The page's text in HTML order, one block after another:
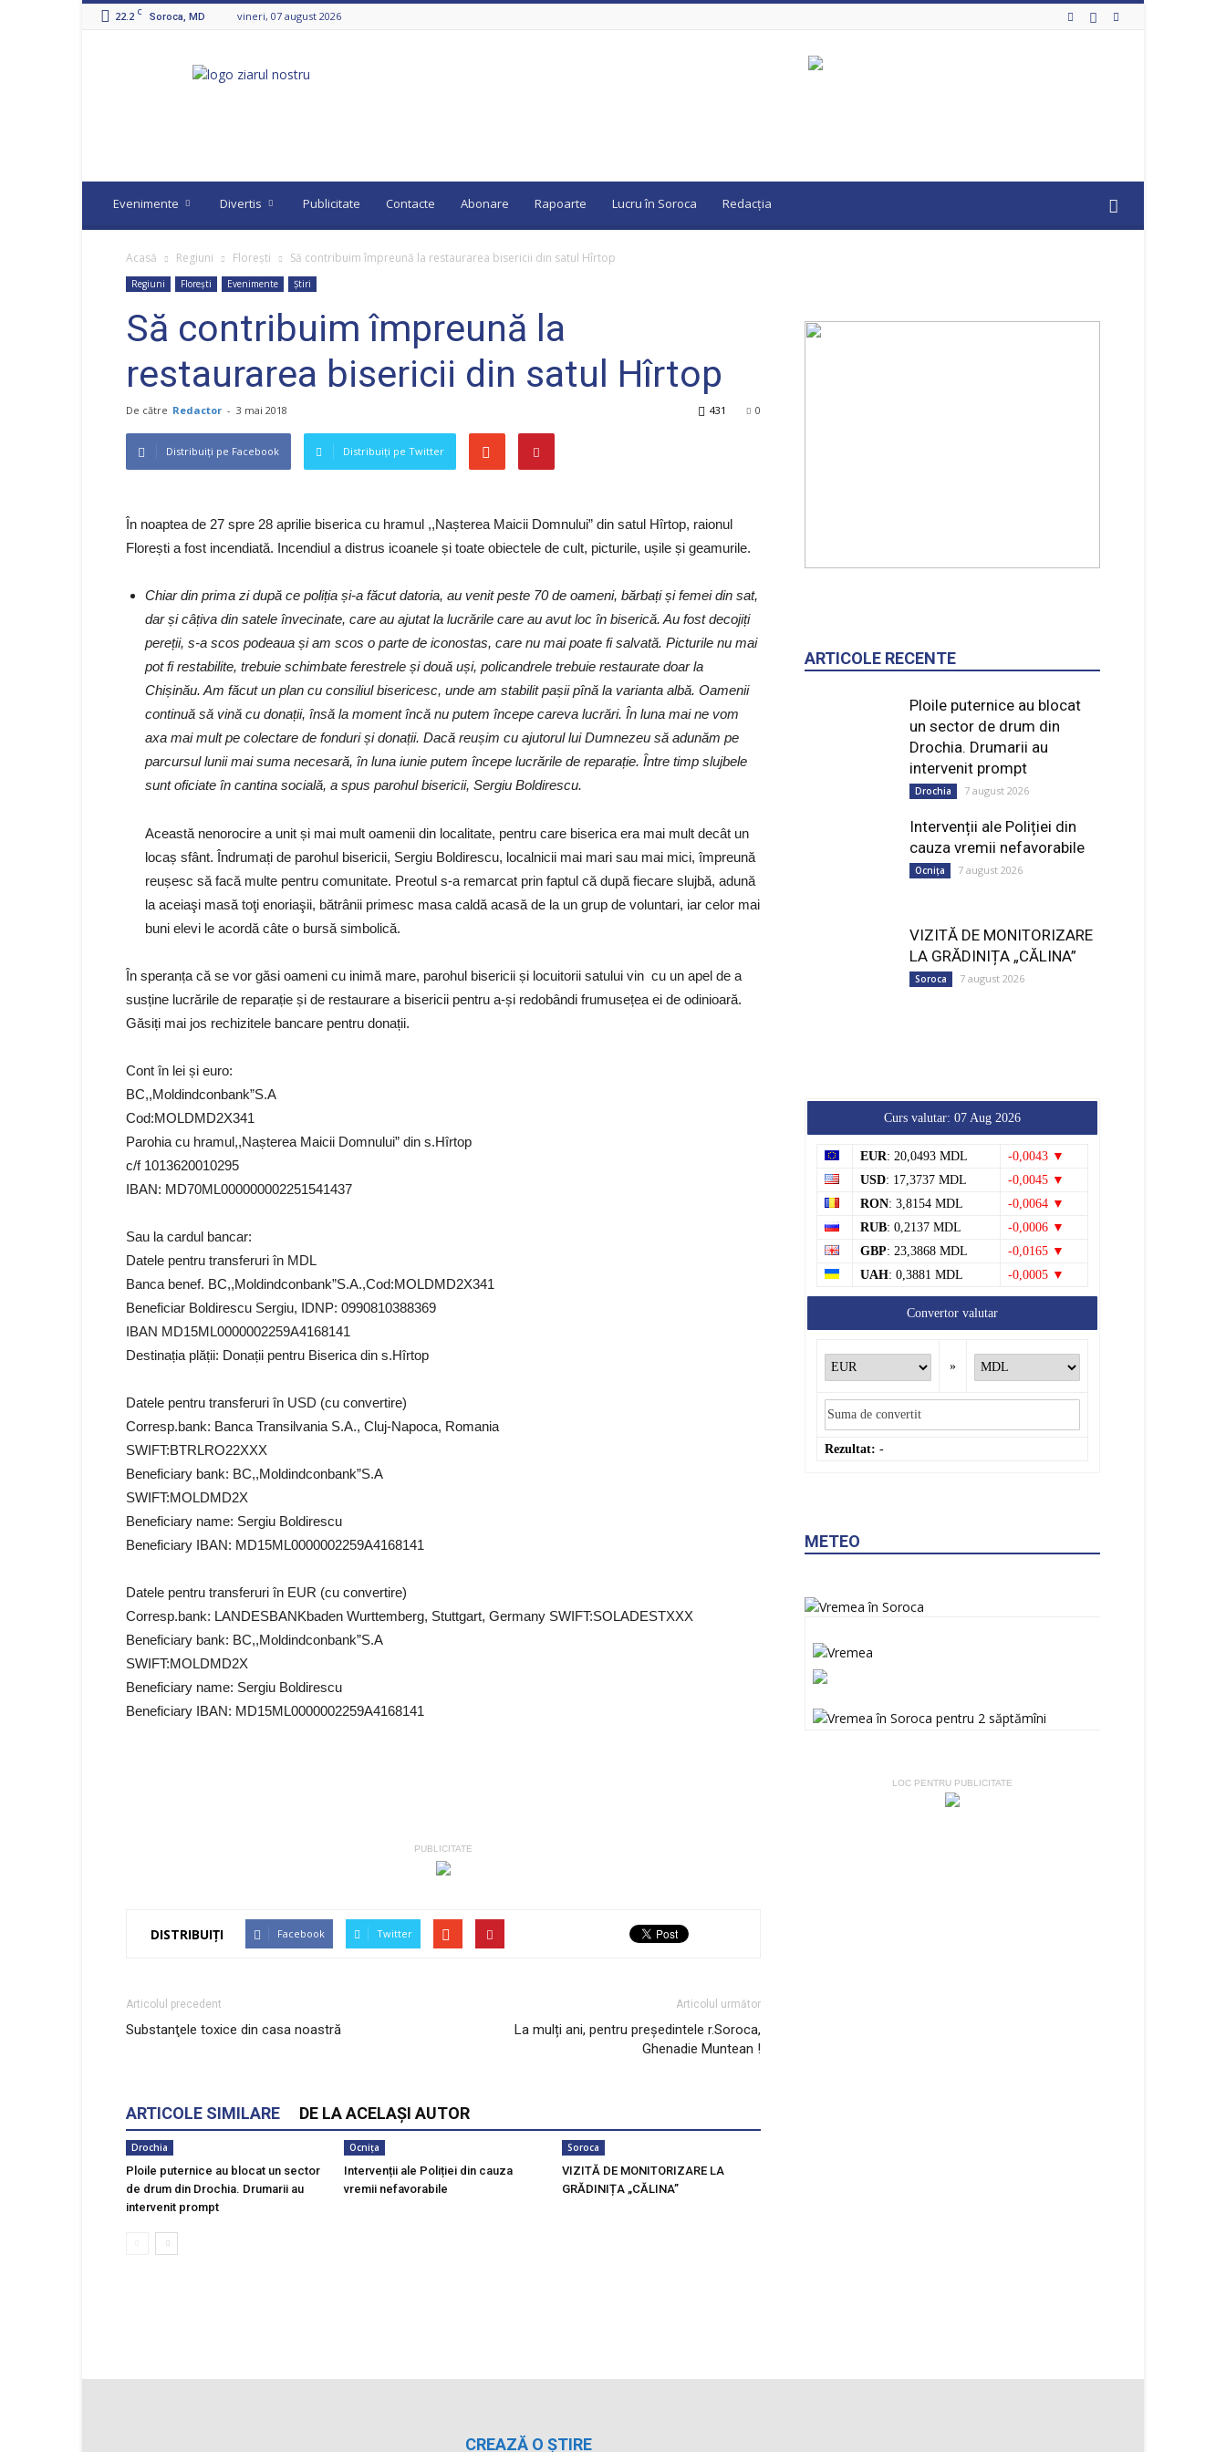
22.2 C Soroca, MD vineri, 07 august 2026
Evenimente Divertis Publicitate Contacte Abonare Rapoarte Lucru în Soroca Redacția
Acasă Regiuni Florești Să contribuim împreună la restaurarea bisericii din satul Hîrtop
Regiuni Florești Evenimente Știri
Să contribuim împreună la
restaurarea bisericii din satul Hîrtop
De către Redactor - 3 mai 2018 0
431
Distribuiți pe Facebook Distribuiți pe Twitter
În noaptea de 27 spre 28 aprilie biserica cu hramul ,,Nașterea Maicii Domnului” din satul Hîrtop, raionul
Florești a fost incendiată. Incendiul a distrus icoanele și toate obiectele de cult, picturile, ușile și geamurile.
Chiar din prima zi după ce poliția și-a făcut datoria, au venit peste 70 de oameni, bărbați și femei din sat,
dar și câțiva din satele învecinate, care au ajutat la lucrările care au avut loc în biserică. Au fost decojiți
pereții, s-a scos podeaua și am scos o parte de iconostas, care nu mai poate fi salvată. Picturile nu mai
pot fi restabilite, trebuie schimbate ferestrele și două uși, policandrele trebuie restaurate doar la
Chișinău. Am făcut un plan cu consiliul bisericesc, unde am stabilit pașii pînă la varianta albă. Oamenii
continuă să vină cu donații, însă la moment încă nu putem începe careva lucrări. În luna mai ne vom
axa mai mult pe colectare de fonduri și donații. Dacă reușim cu ajutorul lui Dumnezeu să adunăm pe
parcursul lunii mai suma necesară, în luna iunie putem începe lucrările de reparație. Între timp slujbele
sunt oficiate în cantina socială, a spus parohul bisericii, Sergiu Boldirescu.
Această nenorocire a unit și mai mult oamenii din localitate, pentru care biserica era mai mult decât un
locaș sfânt. Îndrumați de parohul bisericii, Sergiu Boldirescu, localnicii mai mari sau mai mici, împreună
reușesc să facă multe pentru comunitate. Preotul s-a remarcat prin faptul că după fiecare slujbă, adună
la aceiaşi masă toţi enoriaşii, bătrânii primesc masa caldă acasă de la un grup de voluntari, iar celor mai
buni elevi le acordă câte o bursă simbolică.
În speranța că se vor găsi oameni cu inimă mare, parohul bisericii și locuitorii satului vin cu un apel de a
susține lucrările de reparație și de restaurare a bisericii pentru a-și redobândi frumusețea ei de odinioară.
Găsiți mai jos rechizitele bancare pentru donații.
Cont în lei și euro:
BC,,Moldindconbank”S.A
Cod:MOLDMD2X341
Parohia cu hramul,,Nașterea Maicii Domnului” din s.Hîrtop
c/f 1013620010295
IBAN: MD70ML000000002251541437
Sau la cardul bancar:
Datele pentru transferuri în MDL
Banca benef. BC,,Moldindconbank”S.A.,Cod:MOLDMD2X341
Beneficiar Boldirescu Sergiu, IDNP: 0990810388369
IBAN MD15ML0000002259A4168141
Destinația plății: Donații pentru Biserica din s.Hîrtop
Datele pentru transferuri în USD (cu convertire)
Corresp.bank: Banca Transilvania S.A., Cluj-Napoca, Romania
SWIFT:BTRLRO22XXX
Beneficiary bank: BC,,Moldindconbank”S.A
SWIFT:MOLDMD2X
Beneficiary name: Sergiu Boldirescu
Beneficiary IBAN: MD15ML0000002259A4168141
Datele pentru transferuri în EUR (cu convertire)
Corresp.bank: LANDESBANKbaden Wurttemberg, Stuttgart, Germany SWIFT:SOLADESTXXX
Beneficiary bank: BC,,Moldindconbank”S.A
SWIFT:MOLDMD2X
Beneficiary name: Sergiu Boldirescu
Beneficiary IBAN: MD15ML0000002259A4168141
PUBLICITATE
DISTRIBUIȚI Facebook Twitter
Articolul precedent
Substanţele toxice din casa noastră
Articolul următor
La mulți ani, pentru președintele r.Soroca,
Ghenadie Muntean !
ARTICOLE SIMILARE DE LA ACELAȘI AUTOR
Drochia
Ploile puternice au blocat un sector
de drum din Drochia. Drumarii au
intervenit prompt
Ocnița
Intervenții ale Poliției din cauza
vremii nefavorabile
Soroca
VIZITĂ DE MONITORIZARE LA
GRĂDINIȚA „CĂLINA”
ARTICOLE RECENTE
Ploile puternice au blocat
un sector de drum din
Drochia. Drumarii au
intervenit prompt
Drochia 7 august 2026
Intervenții ale Poliției din
cauza vremii nefavorabile
Ocnița 7 august 2026
VIZITĂ DE MONITORIZARE
LA GRĂDINIȚA „CĂLINA”
Soroca 7 august 2026
Curs valutar: 07 Aug 2026
EUR: 20,0493 MDL
-0,0043 ▼
USD: 17,3737 MDL
-0,0045 ▼
RON: 3,8154 MDL
-0,0064 ▼
RUB: 0,2137 MDL
-0,0006 ▼
GBP: 23,3868 MDL
-0,0165 ▼
UAH: 0,3881 MDL -0,0005 ▼
Convertor valutar
»
Rezultat: -
METEO
LOC PENTRU PUBLICITATE
CREAZĂ O ȘTIRE